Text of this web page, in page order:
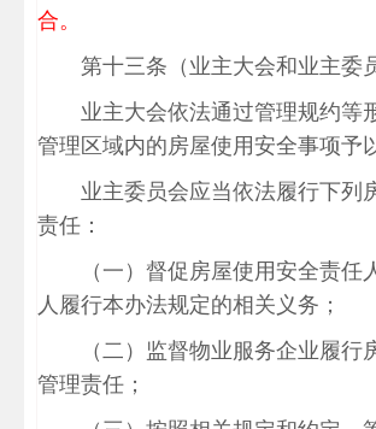
合。
第十三条（业主大会和业主委
业主大会依法通过管理规约等
管理区域内的房屋使用安全事项予
业主委员会应当依法履行下列
责任：
（一）督促房屋使用安全责任
人履行本办法规定的相关义务；
（二）监督物业服务企业履行
管理责任；